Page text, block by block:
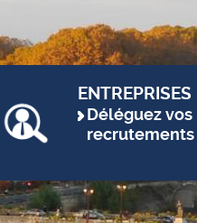
ENTREPRISES
Déléguez vos
recrutements